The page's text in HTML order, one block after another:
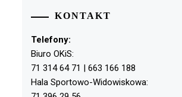
KONTAKT
Telefony:
Biuro OKiS:
71 314 64 71 | 663 166 188
Hala Sportowo-Widowiskowa: